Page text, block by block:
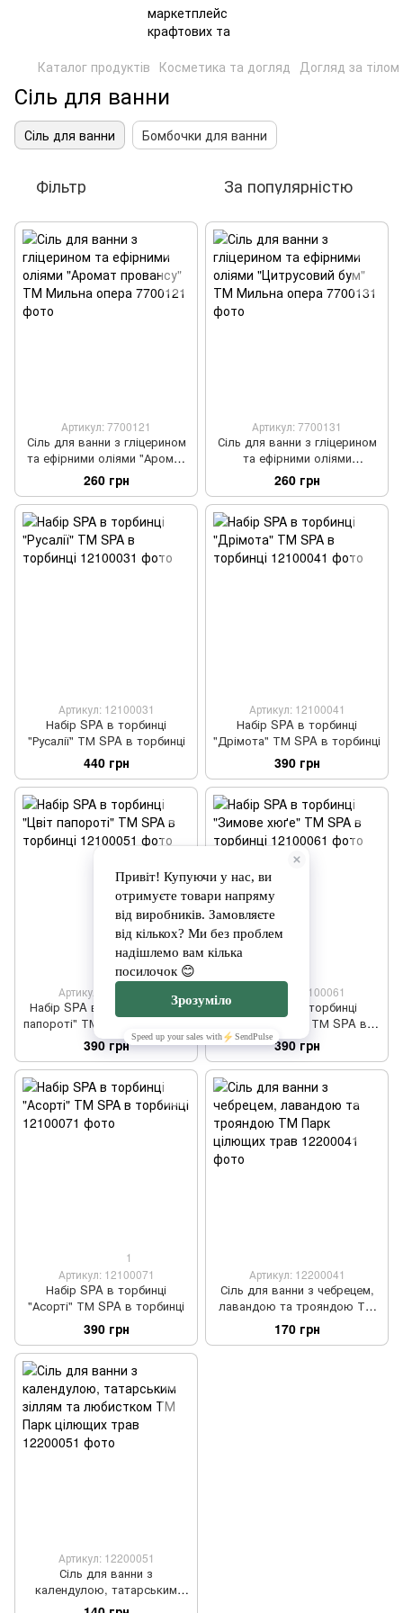
Каталог продуктів Косметика та догляд Догляд за тілом
Сіль для ванни
Сіль для ванни Бомбочки для ванни
Фільтр За популярністю
Артикул: 7700121
Сіль для ванни з гліцерином
та ефірними оліями "Аромат
провансу" ТМ Мильна опера
260 грн
Артикул: 7700131
Сіль для ванни з гліцерином
та ефірними оліями
"Цитрусовий бум" ТМ Мильна
опера
260 грн
Артикул: 12100031
Набір SPA в торбинці
"Русалії" ТМ SPA в торбинці
440 грн
Артикул: 12100041
Набір SPA в торбинці
"Дрімота" ТМ SPA в торбинці
390 грн
Артикул: 12100051
Набір SPA в торбинці "Цвіт
папороті" ТМ SPA в торбинці
390 грн
Артикул: 12100061
Набір SPA в торбинці
"Зимове хюґе" ТМ SPA в
торбинці
390 грн
1
Артикул: 12100071
Набір SPA в торбинці
"Асорті" ТМ SPA в торбинці
390 грн
Артикул: 12200041
Сіль для ванни з чебрецем,
лавандою та трояндою ТМ
Парк цілющих трав
170 грн
Артикул: 12200051
Сіль для ванни з
календулою, татарським
зіллям та любистком ТМ